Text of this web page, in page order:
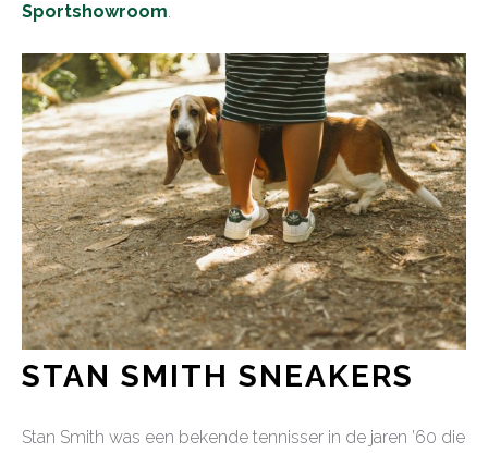
Sportshowroom.
STAN SMITH SNEAKERS
Stan Smith was een bekende tennisser in de jaren ’60 die